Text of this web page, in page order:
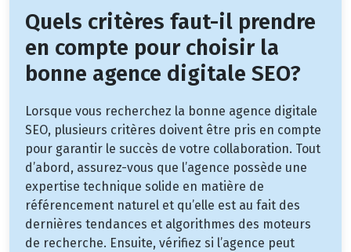
Quels critères faut-il prendre
en compte pour choisir la
bonne agence digitale SEO?
Lorsque vous recherchez la bonne agence digitale
SEO, plusieurs critères doivent être pris en compte
pour garantir le succès de votre collaboration. Tout
d’abord, assurez-vous que l’agence possède une
expertise technique solide en matière de
référencement naturel et qu’elle est au fait des
dernières tendances et algorithmes des moteurs
de recherche. Ensuite, vérifiez si l’agence peut